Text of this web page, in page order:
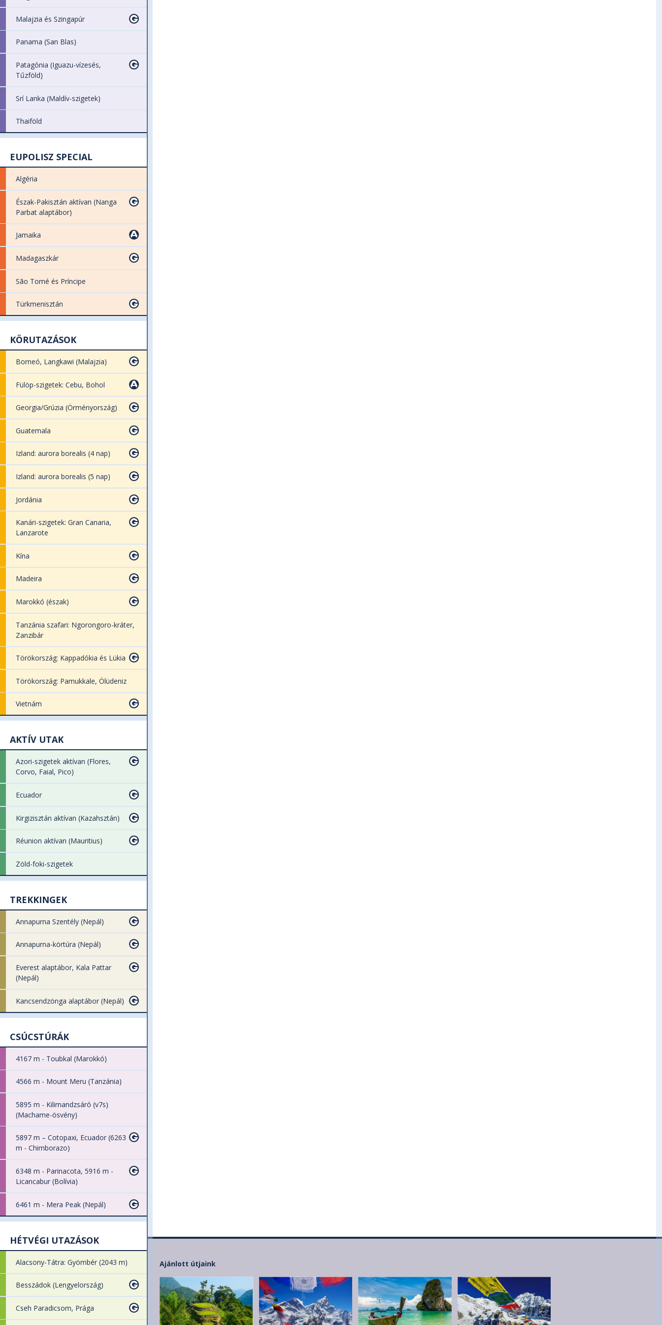
Malajzia és Szingapúr
Panama (San Blas)
Patagónia (Iguazu-vízesés,
Tűzföld)
Srí Lanka (Maldív-szigetek)
Thaiföld
EUPOLISZ SPECIAL
Algéria
Észak-Pakisztán aktívan (Nanga
Parbat alaptábor)
Jamaika
Madagaszkár
São Tomé és Príncipe
Türkmenisztán
KÖRUTAZÁSOK
Borneó, Langkawi (Malajzia)
Fülöp-szigetek: Cebu, Bohol
Georgia/Grúzia (Örményország)
Guatemala
Izland: aurora borealis (4 nap)
Izland: aurora borealis (5 nap)
Jordánia
Kanári-szigetek: Gran Canaria,
Lanzarote
Kína
Madeira
Marokkó (észak)
Tanzánia szafari: Ngorongoro-kráter,
Zanzibár
Törökország: Kappadókia és Lükia
Törökország: Pamukkale, Ölüdeniz
Vietnám
AKTÍV UTAK
Azori-szigetek aktívan (Flores,
Corvo, Faial, Pico)
Ecuador
Kirgizisztán aktívan (Kazahsztán)
Réunion aktívan (Mauritius)
Zöld-foki-szigetek
TREKKINGEK
Annapurna Szentély (Nepál)
Annapurna-körtúra (Nepál)
Everest alaptábor, Kala Pattar
(Nepál)
Kancsendzönga alaptábor (Nepál)
CSÚCSTÚRÁK
4167 m - Toubkal (Marokkó)
4566 m - Mount Meru (Tanzánia)
5895 m - Kilimandzsáró (v7s)
(Machame-ösvény)
5897 m – Cotopaxi, Ecuador (6263
m - Chimborazo)
6348 m - Parinacota, 5916 m -
Licancabur (Bolívia)
6461 m - Mera Peak (Nepál)
HÉTVÉGI UTAZÁSOK
Alacsony-Tátra: Gyömbér (2043 m)
Besszádok (Lengyelország)
Cseh Paradicsom, Prága
Ajánlott útjaink